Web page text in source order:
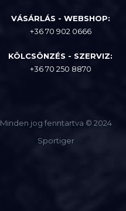
VÁSÁRLÁS - WEBSHOP:
+36 70 902 0666
KÖLCSÖNZÉS - SZERVIZ:
+36 70 250 8870
Minden jog fenntartva © 2024
Sportiger